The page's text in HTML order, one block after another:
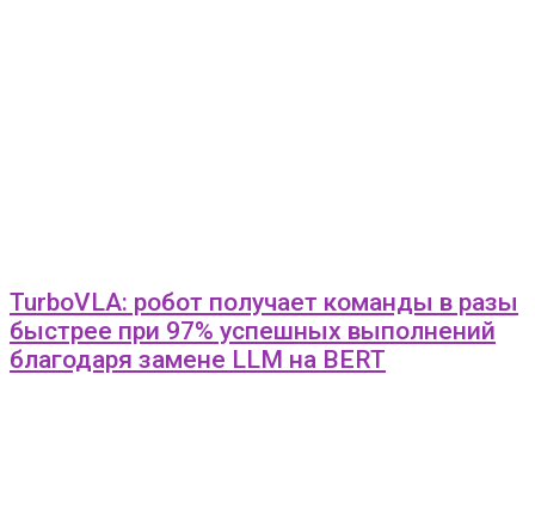
TurboVLA: робот получает команды в разы
быстрее при 97% успешных выполнений
благодаря замене LLM на BERT